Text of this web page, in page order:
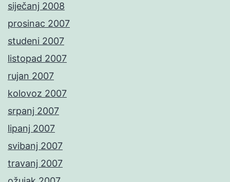
siječanj 2008
prosinac 2007
studeni 2007
listopad 2007
rujan 2007
kolovoz 2007
srpanj 2007
lipanj 2007
svibanj 2007
travanj 2007